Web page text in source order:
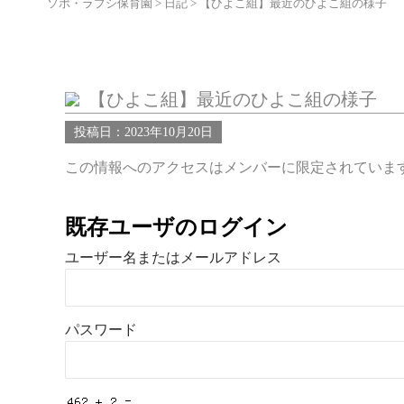
ソポ・ラプシ保育園 > 日記 > 【ひよこ組】最近のひよこ組の様子
【ひよこ組】最近のひよこ組の様子
投稿日：2023年10月20日
この情報へのアクセスはメンバーに限定されてい
既存ユーザのログイン
ユーザー名またはメールアドレス
パスワード